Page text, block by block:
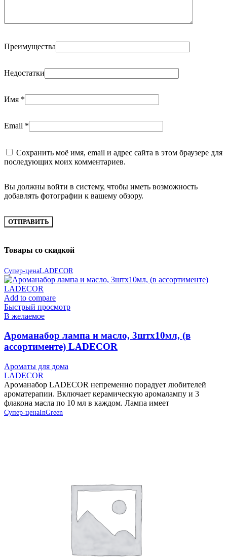
Преимущества
Недостатки
Имя *
Email *
Сохранить моё имя, email и адрес сайта в этом браузере для
последующих моих комментариев.
Вы должны войти в систему, чтобы иметь возможность
добавлять фотографии к вашему обзору.
Товары со скидкой
Супер-ценаLADECOR
Add to compare
Быстрый просмотр
В желаемое
Ароманабор лампа и масло, 3штx10мл, (в
ассортименте) LADECOR
Ароматы для дома
LADECOR
Ароманабор LADECOR непременно порадует любителей
ароматерапии. Включает керамическую аромалампу и 3
флакона масла по 10 мл в каждом. Лампа имеет
Супер-ценаInGreen